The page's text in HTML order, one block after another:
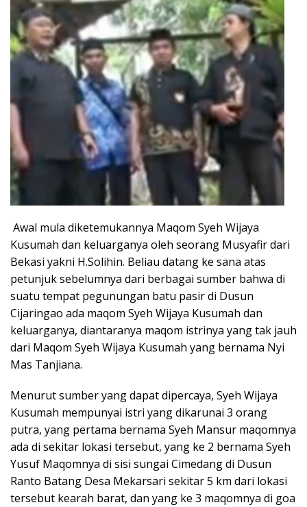
Awal mula diketemukannya Maqom Syeh Wijaya
Kusumah dan keluarganya oleh seorang Musyafir dari
Bekasi yakni H.Solihin. Beliau datang ke sana atas
petunjuk sebelumnya dari berbagai sumber bahwa di
suatu tempat pegunungan batu pasir di Dusun
Cijaringao ada maqom Syeh Wijaya Kusumah dan
keluarganya, diantaranya maqom istrinya yang tak jauh
dari Maqom Syeh Wijaya Kusumah yang bernama Nyi
Mas Tanjiana.
Menurut sumber yang dapat dipercaya, Syeh Wijaya
Kusumah mempunyai istri yang dikarunai 3 orang
putra, yang pertama bernama Syeh Mansur maqomnya
ada di sekitar lokasi tersebut, yang ke 2 bernama Syeh
Yusuf Maqomnya di sisi sungai Cimedang di Dusun
Ranto Batang Desa Mekarsari sekitar 5 km dari lokasi
tersebut kearah barat, dan yang ke 3 maqomnya di goa